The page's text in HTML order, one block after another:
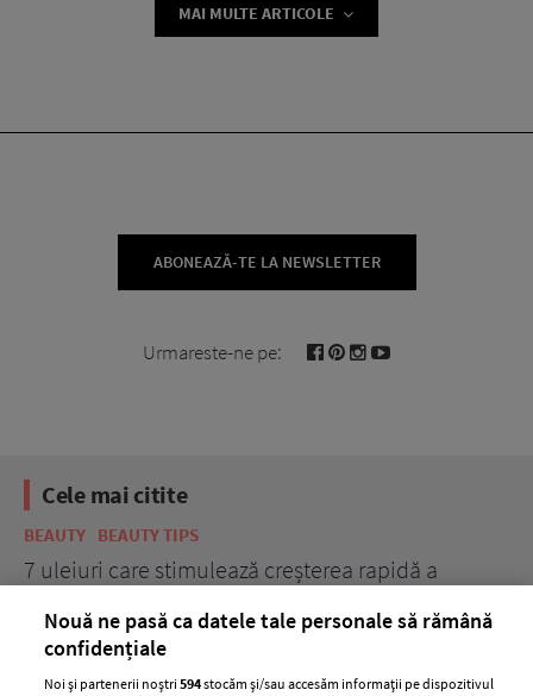
MAI MULTE ARTICOLE
ABONEAZĂ-TE LA NEWSLETTER
Urmareste-ne pe:
Cele mai citite
BEAUTY BEAUTY TIPS
7 uleiuri care stimulează creșterea rapidă a
Nouă ne pasă ca datele tale personale să rămână
confidențiale
Noi și partenerii noștri594stocăm și/sau accesăm informații pe dispozitivul